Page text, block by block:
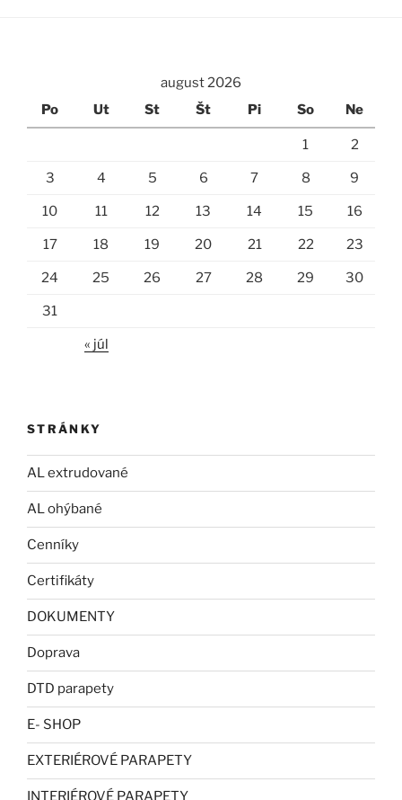
august 2026
Po
Ut St Št Pi So Ne
1 2
3 4 5 6 7 8 9
10 11 12 13 14 15 16
17 18 19 20 21 22 23
24 25 26 27 28 29 30
31
« júl
STRÁNKY
AL extrudované
AL ohýbané
Cenníky
Certifikáty
DOKUMENTY
Doprava
DTD parapety
E- SHOP
EXTERIÉROVÉ PARAPETY
INTERIÉROVÉ PARAPETY